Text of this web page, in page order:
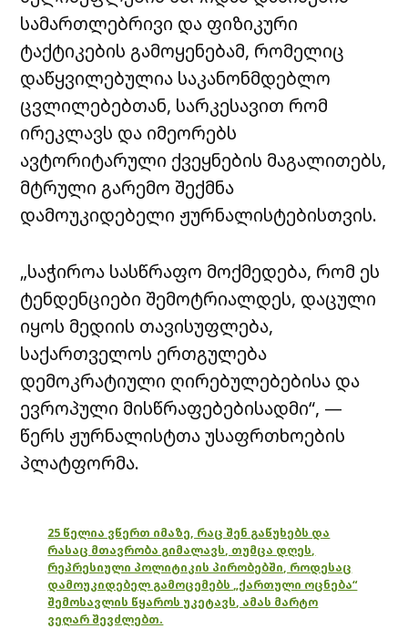
სამართლებრივი და ფიზიკური
ტაქტიკების გამოყენებამ, რომელიც
დაწყვილებულია საკანონმდებლო
ცვლილებებთან, სარკესავით რომ
ირეკლავს და იმეორებს
ავტორიტარული ქვეყნების მაგალითებს,
მტრული გარემო შექმნა
დამოუკიდებელი ჟურნალისტებისთვის.
„საჭიროა სასწრაფო მოქმედება, რომ ეს
ტენდენციები შემოტრიალდეს, დაცული
იყოს მედიის თავისუფლება,
საქართველოს ერთგულება
დემოკრატიული ღირებულებებისა და
ევროპული მისწრაფებებისადმი“, —
წერს ჟურნალისტთა უსაფრთხოების
პლატფორმა.
25 წელია ვწერთ იმაზე, რაც შენ გაწუხებს და
რასაც მთავრობა გიმალავს, თუმცა დღეს,
რეპრესიული პოლიტიკის პირობებში, როდესაც
დამოუკიდებელ გამოცემებს „ქართული ოცნება“
შემოსავლის წყაროს უკეტავს, ამას მარტო
ვეღარ შევძლებთ.